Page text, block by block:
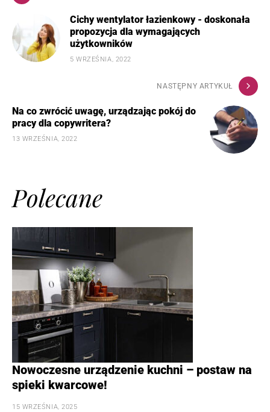
Cichy wentylator łazienkowy - doskonała
propozycja dla wymagających
użytkowników
5 WRZEŚNIA, 2022
NASTĘPNY ARTYKUŁ
Na co zwrócić uwagę, urządzając pokój do
pracy dla copywritera?
13 WRZEŚNIA, 2022
Polecane
Nowoczesne urządzenie kuchni – postaw na
spieki kwarcowe!
15 WRZEŚNIA, 2025